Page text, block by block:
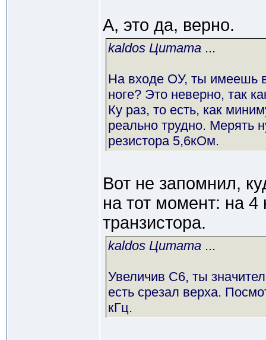
А, это да, верно.
kaldos Цитата ...
На входе ОУ, ты имеешь
ноге? Это неверно, так
Ку раз, то есть, как
реально трудно. Мерять
резистора 5,6кОм.
Вот не запомнил,
на тот момент: на
транзистора.
kaldos Цитата ...
Увеличив С6, ты
есть срезал верха.
кГц.